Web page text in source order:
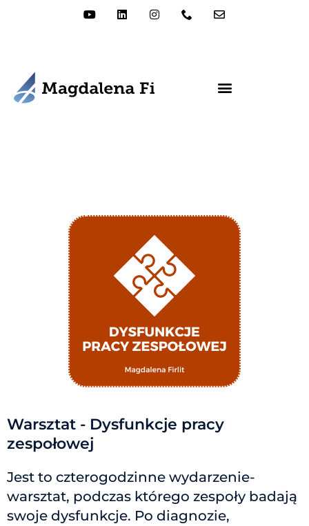
Warsztat - Dysfunkcje pracy
zespołowej
Jest to czterogodzinne wydarzenie-
warsztat, podczas którego zespoły badają
swoje dysfunkcje. Po diagnozie,